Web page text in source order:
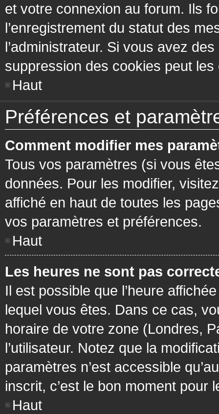
et votre connexion au forum. Ils
l’enregistrement du statut des
l’administrateur. Si vous avez
suppression des cookies peut les
Haut
Préférences et
Comment modifier mes
Tous vos paramètres (si vous
données. Pour les modifier,
affiché en haut de toutes les
vos paramètres et préférences.
Haut
Les heures ne sont pas
Il est possible que l’heure
lequel vous êtes. Dans ce cas,
horaire de votre zone (Londres,
l’utilisateur. Notez que la
paramètres n’est accessible
inscrit, c’est le bon moment pour
Haut